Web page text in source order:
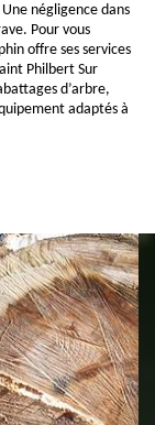
négligence dans
Pour vous
offre ses services
Philbert Sur
d’arbre,
adaptés à